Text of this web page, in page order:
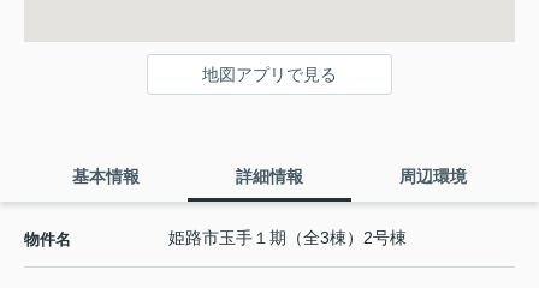
地図アプリで見る
基本情報 詳細情報 周辺環境
物件名 姫路市玉手１期（全3棟）2号棟